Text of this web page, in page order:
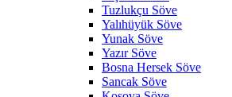
Tuzlukçu Söve
Yalıhüyük Söve
Yunak Söve
Yazır Söve
Bosna Hersek Söve
Sancak Söve